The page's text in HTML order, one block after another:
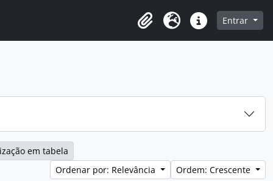
Área de Transferência
Idioma Atalhos Entrar
em tabela
Ordenar por: Relevância
Ordem: Crescente